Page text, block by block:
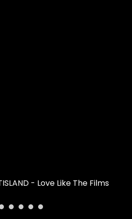
- Love Like The Films